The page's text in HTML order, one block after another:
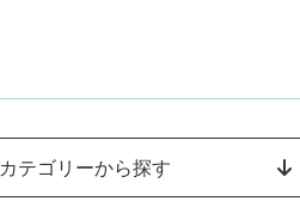
カテゴリーから探す